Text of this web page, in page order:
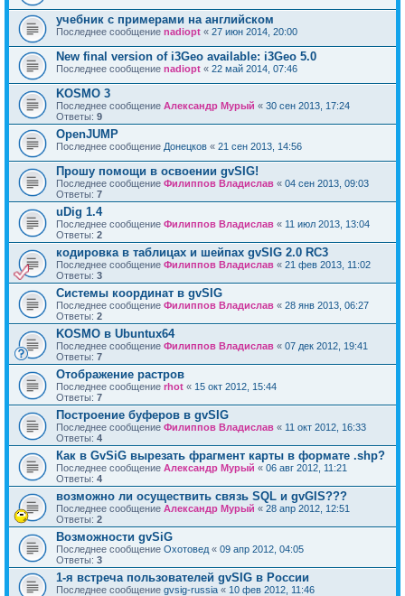
учебник с примерами на английском
Последнее сообщение nadiopt « 27 июн 2014, 20:00
New final version of i3Geo available: i3Geo 5.0
Последнее сообщение nadiopt « 22 май 2014, 07:46
KOSMO 3
Последнее сообщение Александр Мурый « 30 сен 2013, 17:24
Ответы: 9
OpenJUMP
Последнее сообщение Донецков « 21 сен 2013, 14:56
Прошу помощи в освоении gvSIG!
Последнее сообщение Филиппов Владислав « 04 сен 2013, 09:03
Ответы: 7
uDig 1.4
Последнее сообщение Филиппов Владислав « 11 июл 2013, 13:04
Ответы: 2
кодировка в таблицах и шейпах gvSIG 2.0 RC3
Последнее сообщение Филиппов Владислав « 21 фев 2013, 11:02
Ответы: 3
Системы координат в gvSIG
Последнее сообщение Филиппов Владислав « 28 янв 2013, 06:27
Ответы: 2
KOSMO в Ubuntux64
Последнее сообщение Филиппов Владислав « 07 дек 2012, 19:41
Ответы: 7
Отображение растров
Последнее сообщение rhot « 15 окт 2012, 15:44
Ответы: 7
Построение буферов в gvSIG
Последнее сообщение Филиппов Владислав « 11 окт 2012, 16:33
Ответы: 4
Как в GvSiG вырезать фрагмент карты в формате .shp?
Последнее сообщение Александр Мурый « 06 авг 2012, 11:21
Ответы: 4
возможно ли осуществить связь SQL и gvGIS???
Последнее сообщение Александр Мурый « 28 апр 2012, 12:51
Ответы: 2
Возможности gvSiG
Последнее сообщение Охотовед « 09 апр 2012, 04:05
Ответы: 3
1-я встреча пользователей gvSIG в России
Последнее сообщение gvsig-russia « 10 фев 2012, 11:46